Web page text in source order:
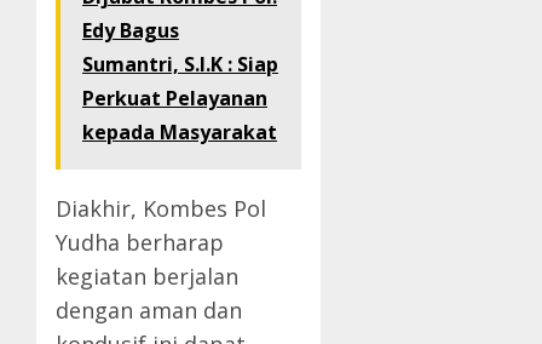
Edy Bagus
Sumantri, S.I.K : Siap
Perkuat Pelayanan
kepada Masyarakat
Diakhir, Kombes Pol
Yudha berharap
kegiatan berjalan
dengan aman dan